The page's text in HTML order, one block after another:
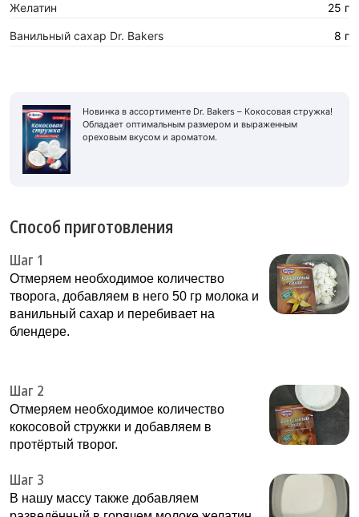
Желатин 25 г
Ванильный сахар Dr. Bakers 8 г
Новинка в ассортименте Dr. Bakers – Кокосовая стружка!
Обладает оптимальным размером и выраженным
ореховым вкусом и ароматом.
Способ приготовления
Шаг 1
Отмеряем необходимое количество
творога, добавляем в него 50 гр молока и
ванильный сахар и перебивает на
блендере.
Шаг 2
Отмеряем необходимое количество
кокосовой стружки и добавляем в
протёртый творог.
Шаг 3
В нашу массу также добавляем